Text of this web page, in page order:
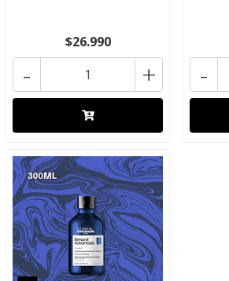
$26.990
+
- -